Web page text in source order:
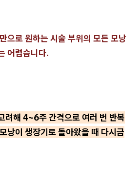
으로 원하는 시술 부위의 모든 모낭
어렵습니다.
려해 4~6주 간격으로 여러 번 반복
낭이 생장기로 돌아왔을 때 다시금